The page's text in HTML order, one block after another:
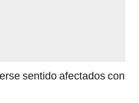
sentido afectados con